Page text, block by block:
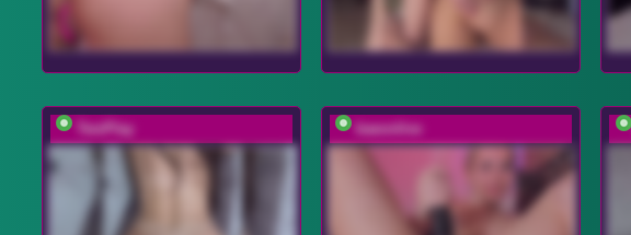
TwoPlay baeonlive